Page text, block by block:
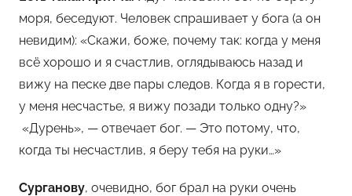
т
о
р
о
м
Ф
а
н
и
моря, беседуют. Человек спрашивает у бога (а он
невидим): «Скажи, боже, почему так: когда у меня
всё хорошо и я счастлив, оглядываюсь назад и
вижу на песке две пары следов. Когда я в горести,
у меня несчастье, я вижу позади только одну?»
«Дурень», — отвечает бог. — Это потому, что,
когда ты несчастлив, я беру тебя на руки…»
Сурганову, очевидно, бог брал на руки очень